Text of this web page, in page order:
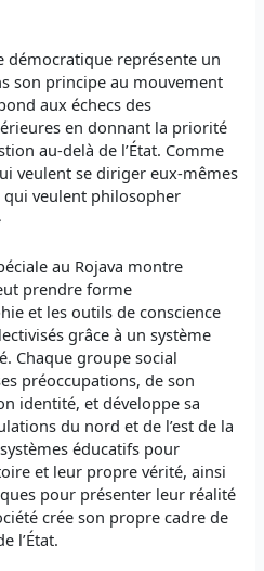
démocratique représente un
son principe au mouvement
aux échecs des
en donnant la priorité
au-delà de l’État. Comme
veulent se diriger eux-mêmes
veulent philosopher
au Rojava montre
prendre forme
et les outils de conscience
grâce à un système
Chaque groupe social
préoccupations, de son
identité, et développe sa
du nord et de l’est de la
éducatifs pour
et leur propre vérité, ainsi
pour présenter leur réalité
crée son propre cadre de
l’État.